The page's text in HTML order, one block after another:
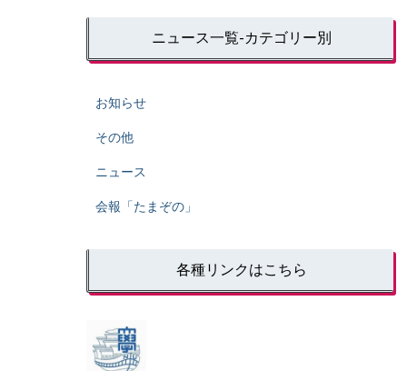
ニュース一覧-カテゴリー別
お知らせ
その他
ニュース
会報「たまぞの」
各種リンクはこちら